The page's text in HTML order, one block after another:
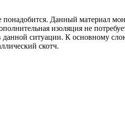
понадобится. Данный материал
изоляция не
ситуации. К основному
скотч.